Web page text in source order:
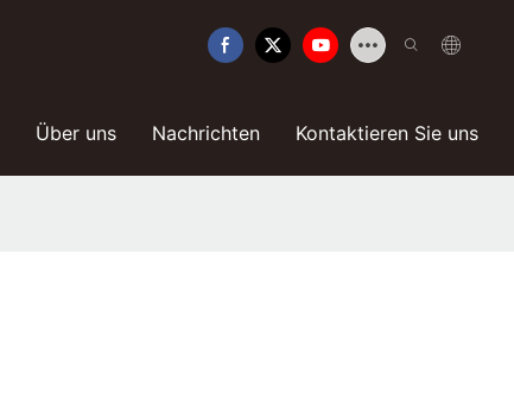
Über uns Nachrichten Kontaktieren Sie uns